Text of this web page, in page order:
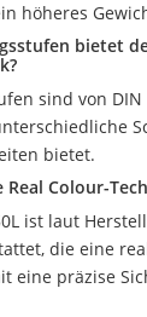
höheres
bietet
sind von
bietet.
Colour-
ist laut
die eine
eine präzise